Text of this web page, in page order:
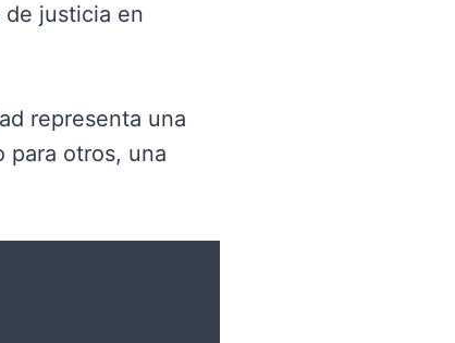
de justicia en
representa una
para otros, una